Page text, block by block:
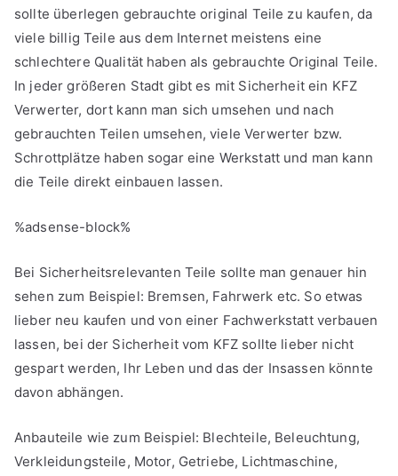
sollte überlegen gebrauchte original Teile zu kaufen, da
viele billig Teile aus dem Internet meistens eine
schlechtere Qualität haben als gebrauchte Original Teile.
In jeder größeren Stadt gibt es mit Sicherheit ein KFZ
Verwerter, dort kann man sich umsehen und nach
gebrauchten Teilen umsehen, viele Verwerter bzw.
Schrottplätze haben sogar eine Werkstatt und man kann
die Teile direkt einbauen lassen.
%adsense-block%
Bei Sicherheitsrelevanten Teile sollte man genauer hin
sehen zum Beispiel: Bremsen, Fahrwerk etc. So etwas
lieber neu kaufen und von einer Fachwerkstatt verbauen
lassen, bei der Sicherheit vom KFZ sollte lieber nicht
gespart werden, Ihr Leben und das der Insassen könnte
davon abhängen.
Anbauteile wie zum Beispiel: Blechteile, Beleuchtung,
Verkleidungsteile, Motor, Getriebe, Lichtmaschine,